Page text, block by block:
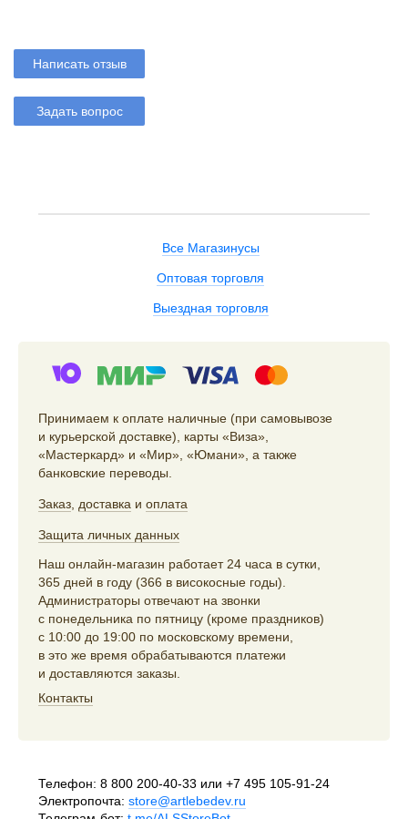
Написать отзыв
Задать вопрос
Все Магазинусы
Оптовая торговля
Выездная торговля
Принимаем к оплате наличные (при самовывозе
и курьерской доставке), карты «Виза»,
«Мастеркард» и «Мир», «Юмани», а также
банковские переводы.
Заказ доставка и оплата
Защита личных данных
Наш онлайн-магазин работает 24 часа в сутки,
365 дней в году (366 в високосные годы).
Администраторы отвечают на звонки
с понедельника по пятницу (кроме праздников)
с 10:00 до 19:00 по московскому времени,
в это же время обрабатываются платежи
и доставляются заказы.
Контакты
Телефон: 8 800 200-40-33 или +7 495 105-91-24
Электропочта: store@artlebedev.ru